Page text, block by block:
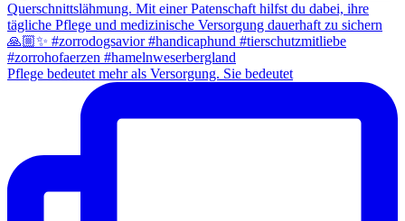
Pflege bedeutet mehr als Versorgung. Sie bedeutet